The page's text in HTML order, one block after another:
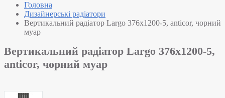
Головна
Дизайнерські радіатори
Вертикальний радіатор Largo 376х1200-5, anticor, чорний
муар
Вертикальний радіатор Largo 376х1200-5,
anticor, чорний муар